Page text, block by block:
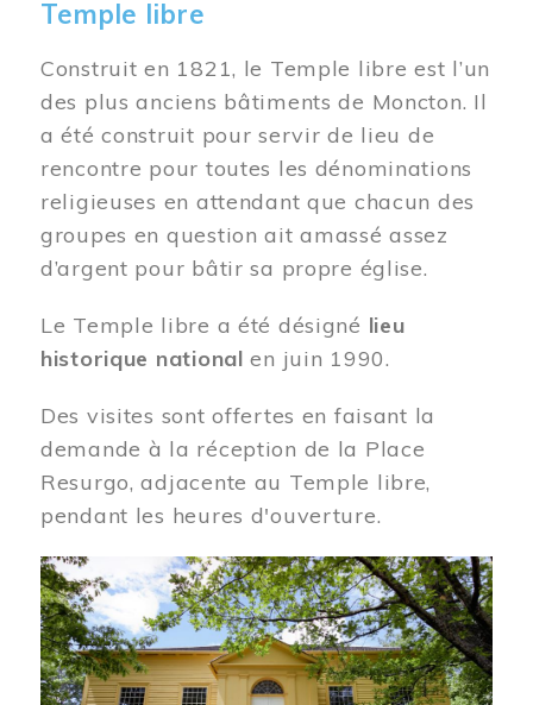
Temple libre
Construit en 1821, le Temple libre est l’un
des plus anciens bâtiments de Moncton. Il
a été construit pour servir de lieu de
rencontre pour toutes les dénominations
religieuses en attendant que chacun des
groupes en question ait amassé assez
d’argent pour bâtir sa propre église.
Le Temple libre a été désigné lieu
historique national en juin 1990.
Des visites sont offertes en faisant la
demande à la réception de la Place
Resurgo, adjacente au Temple libre,
pendant les heures d'ouverture.
Image